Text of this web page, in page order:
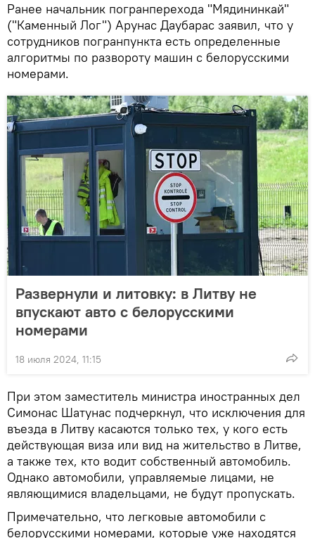
Ранее начальник погранперехода "Мядининкай"
("Каменный Лог") Арунас Даубарас заявил, что у
сотрудников погранпункта есть определенные
алгоритмы по развороту машин с белорусскими
номерами.
Развернули и литовку: в Литву не
впускают авто с белорусскими
номерами
18 июля 2024, 11:15
При этом заместитель министра иностранных дел
Симонас Шатунас подчеркнул, что исключения для
въезда в Литву касаются только тех, у кого есть
действующая виза или вид на жительство в Литве,
а также тех, кто водит собственный автомобиль.
Однако автомобили, управляемые лицами, не
являющимися владельцами, не будут пропускать.
Примечательно, что легковые автомобили с
белорусскими номерами, которые уже находятся